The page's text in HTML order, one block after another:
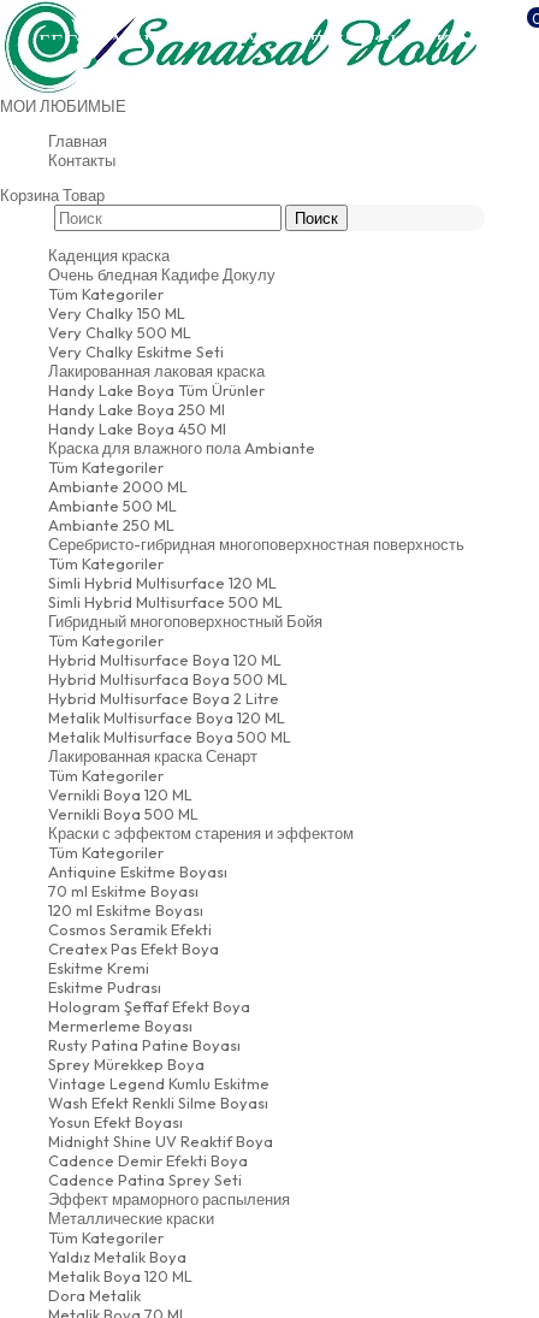
БЕСПЛАТНАЯ ДОСТАВКА ПРИ ПОКУПКЕ НА
МОИ ЛЮБИМЫЕ
Главная
Контакты
КорзинаТовар
Каденция краска
Очень бледная Кадифе Докулу
Tüm Kategoriler
Very Chalky 150 ML
Very Chalky 500 ML
Very Chalky Eskitme Seti
Лакированная лаковая краска
Handy Lake Boya Tüm Ürünler
Handy Lake Boya 250 Ml
Handy Lake Boya 450 Ml
Краска для влажного пола Ambiante
Tüm Kategoriler
Ambiante 2000 ML
Ambiante 500 ML
Ambiante 250 ML
Серебристо-гибридная многоповерхностная поверхность
Tüm Kategoriler
Simli Hybrid Multisurface 120 ML
Simli Hybrid Multisurface 500 ML
Гибридный многоповерхностный Бойя
Tüm Kategoriler
Hybrid Multisurface Boya 120 ML
Hybrid Multisurfaca Boya 500 ML
Hybrid Multisurface Boya 2 Litre
Metalik Multisurface Boya 120 ML
Metalik Multisurface Boya 500 ML
Лакированная краска Сенарт
Tüm Kategoriler
Vernikli Boya 120 ML
Vernikli Boya 500 ML
Краски с эффектом старения и эффектом
Tüm Kategoriler
Antiquine Eskitme Boyası
70 ml Eskitme Boyası
120 ml Eskitme Boyası
Cosmos Seramik Efekti
Createx Pas Efekt Boya
Eskitme Kremi
Eskitme Pudrası
Hologram Şeffaf Efekt Boya
Mermerleme Boyası
Rusty Patina Patine Boyası
Sprey Mürekkep Boya
Vintage Legend Kumlu Eskitme
Wash Efekt Renkli Silme Boyası
Yosun Efekt Boyası
Midnight Shine UV Reaktif Boya
Cadence Demir Efekti Boya
Cadence Patina Sprey Seti
Эффект мраморного распыления
Металлические краски
Tüm Kategoriler
Yaldız Metalik Boya
Metalik Boya 120 ML
Dora Metalik